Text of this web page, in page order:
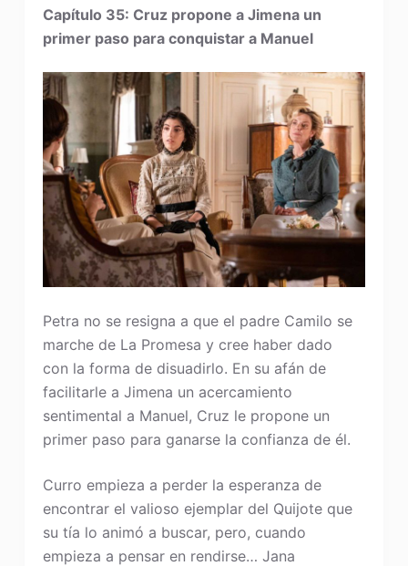
Capítulo 35: Cruz propone a Jimena un
primer paso para conquistar a Manuel
Petra no se resigna a que el padre Camilo se
marche de La Promesa y cree haber dado
con la forma de disuadirlo. En su afán de
facilitarle a Jimena un acercamiento
sentimental a Manuel, Cruz le propone un
primer paso para ganarse la confianza de él.
Curro empieza a perder la esperanza de
encontrar el valioso ejemplar del Quijote que
su tía lo animó a buscar, pero, cuando
empieza a pensar en rendirse… Jana